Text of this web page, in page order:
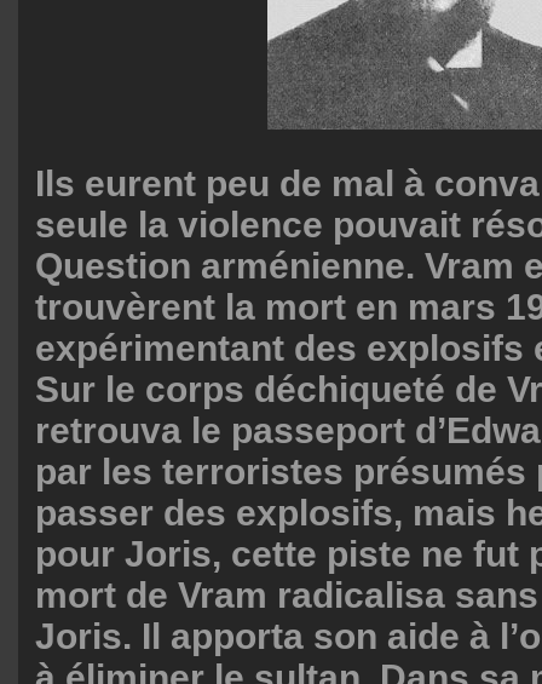
Ils eurent peu de mal à
seule la violence pouvait
Question arménienne. Vram
trouvèrent la mort en mars
expérimentant des explosifs
Sur le corps déchiqueté de
retrouva le passeport
par les terroristes présumés
passer des explosifs, mais
pour Joris, cette piste ne fut
mort de Vram radicalisa
Joris. Il apporta son aide à